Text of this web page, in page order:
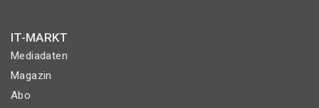
IT-MARKT
Mediadaten
Magazin
Abo